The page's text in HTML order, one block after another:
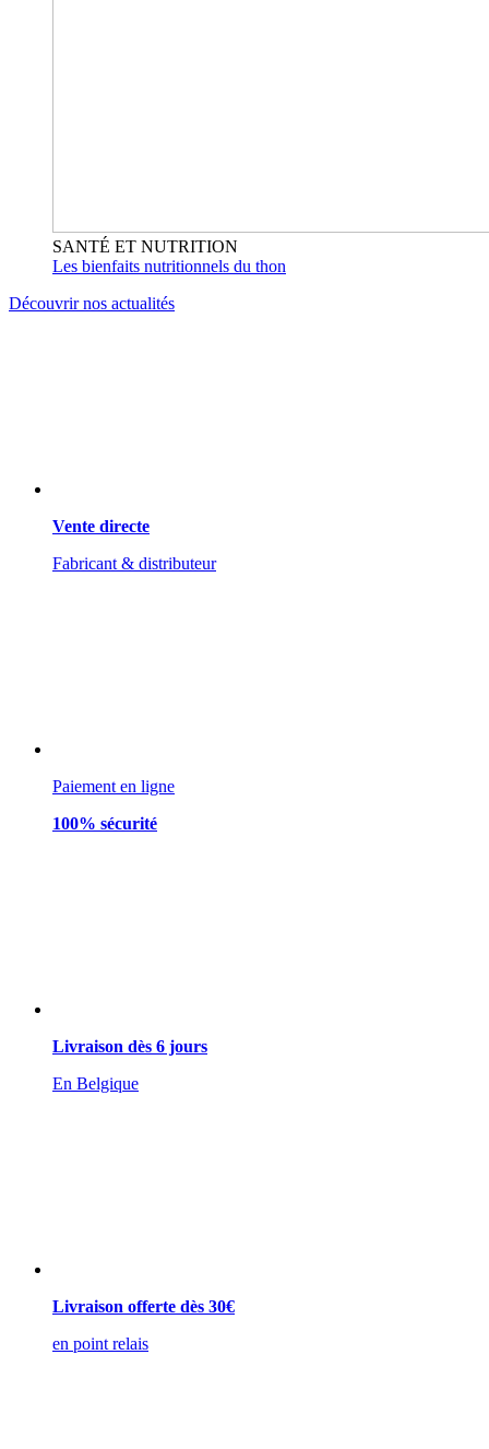
SANTÉ ET NUTRITION
Les bienfaits nutritionnels du thon
Découvrir nos actualités
Vente directe
Fabricant & distributeur
Paiement en ligne
100% sécurité
Livraison dès 6 jours
En Belgique
Livraison offerte dès 30€
en point relais